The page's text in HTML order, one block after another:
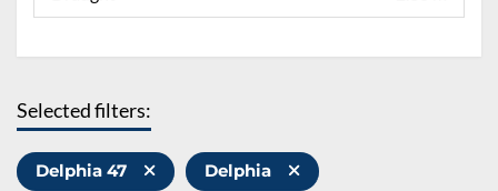
Selected filters:
Delphia 47 Delphia